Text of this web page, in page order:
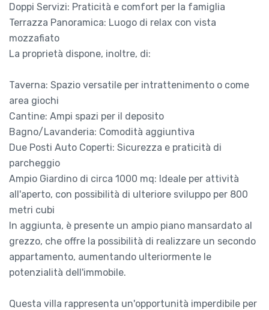
Doppi Servizi: Praticità e comfort per la famiglia
Terrazza Panoramica: Luogo di relax con vista
mozzafiato
La proprietà dispone, inoltre, di:
Taverna: Spazio versatile per intrattenimento o come
area giochi
Cantine: Ampi spazi per il deposito
Bagno/Lavanderia: Comodità aggiuntiva
Due Posti Auto Coperti: Sicurezza e praticità di
parcheggio
Ampio Giardino di circa 1000 mq: Ideale per attività
all'aperto, con possibilità di ulteriore sviluppo per 800
metri cubi
In aggiunta, è presente un ampio piano mansardato al
grezzo, che offre la possibilità di realizzare un secondo
appartamento, aumentando ulteriormente le
potenzialità dell'immobile.
Questa villa rappresenta un'opportunità imperdibile per